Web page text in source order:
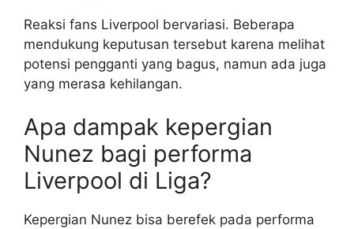
Reaksi fans Liverpool bervariasi. Beberapa
mendukung keputusan tersebut karena melihat
potensi pengganti yang bagus, namun ada juga
yang merasa kehilangan.
Apa dampak kepergian
Nunez bagi performa
Liverpool di Liga?
Kepergian Nunez bisa berefek pada performa